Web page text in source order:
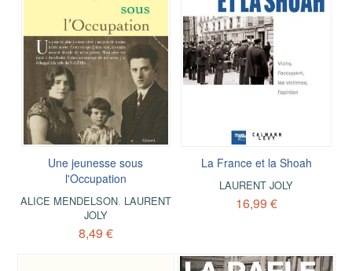
Une jeunesse sous
l'Occupation
ALICE MENDELSON, LAURENT
JOLY
8,49 €
La France et la Shoah
LAURENT JOLY
16,99 €